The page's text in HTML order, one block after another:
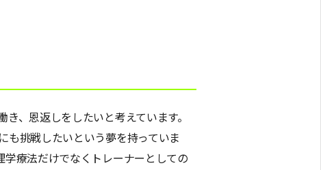
、恩返しをしたいと考えています。
も挑戦したいという夢を持っていま
療法だけでなくトレーナーとしての